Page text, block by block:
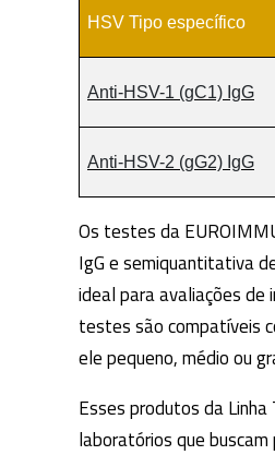
HSV Tipo específico
Anti-HSV-1 (gC1) IgG
Anti-HSV-2 (gG2) IgG
Os testes da
IgG e semiquantitativa
ideal para avaliações de
testes são compatíveis
ele pequeno, médio ou
Esses produtos da
laboratórios que